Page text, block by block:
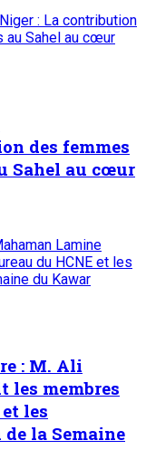
: La contribution
au Sahel au cœur
des femmes
Sahel au cœur
Lamine
du HCNE et les
du Kawar
: M. Ali
les membres
les
la Semaine